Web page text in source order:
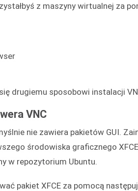
z maszyny wirtualnej za
drugiemu sposobowi instalacji
VNC
nie zawiera pakietów GUI.
środowiska graficznego
w repozytorium Ubuntu.
pakiet XFCE za pomocą